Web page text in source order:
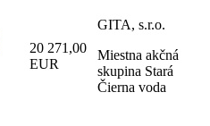
20 271,00
EUR
GITA, s.r.o.
Miestna akčná
skupina Stará
Čierna voda